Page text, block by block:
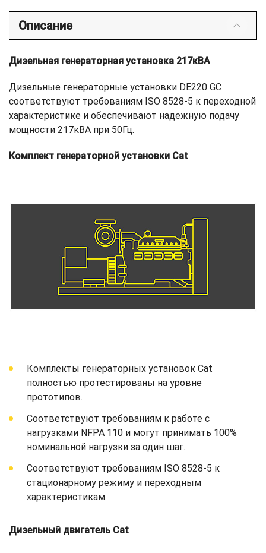
Описание
Дизельная генераторная установка 217кВА
Дизельные генераторные установки DE220 GC
соответствуют требованиям ISO 8528-5 к переходной
характеристике и обеспечивают надежную подачу
мощности 217кВА при 50Гц.
Комплект генераторной установки Cat
Комплекты генераторных установок Cat
полностью протестированы на уровне
прототипов.
Соответствуют требованиям к работе с
нагрузками NFPA 110 и могут принимать 100%
номинальной нагрузки за один шаг.
Соответствуют требованиям ISO 8528-5 к
стационарному режиму и переходным
характеристикам.
Дизельный двигатель Cat